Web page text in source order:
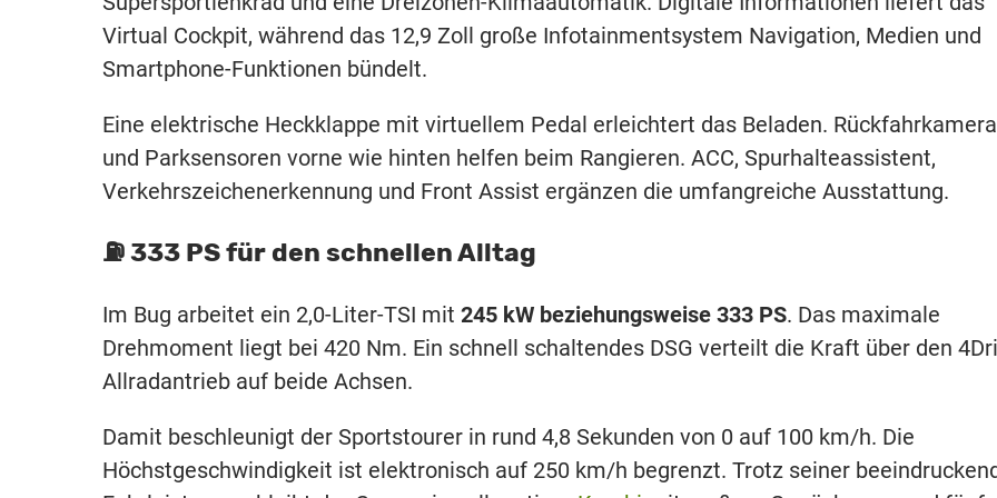
Virtual Cockpit, während das 12,9 Zoll große Infotainmentsystem Navigation, Medien und
Smartphone-Funktionen bündelt.
Eine elektrische Heckklappe mit virtuellem Pedal erleichtert das Beladen. Rückfahrkamera
und Parksensoren vorne wie hinten helfen beim Rangieren. ACC, Spurhalteassistent,
Verkehrszeichenerkennung und Front Assist ergänzen die umfangreiche Ausstattung.
⛽️ 333 PS für den schnellen Alltag
Im Bug arbeitet ein 2,0-Liter-TSI mit 245 kW beziehungsweise 333 PS. Das maximale
Drehmoment liegt bei 420 Nm. Ein schnell schaltendes DSG verteilt die Kraft über den
Allradantrieb auf beide Achsen.
Damit beschleunigt der Sportstourer in rund 4,8 Sekunden von 0 auf 100 km/h. Die
Höchstgeschwindigkeit ist elektronisch auf 250 km/h begrenzt. Trotz seiner